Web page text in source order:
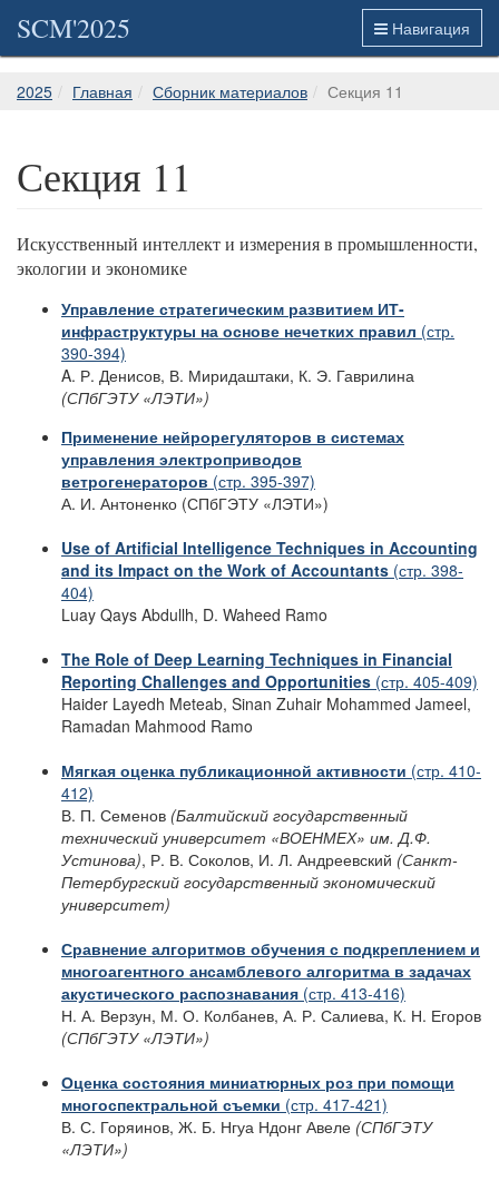
Навигация
SCM'2025
2025 Главная Сборник материалов Секция 11
Секция 11
Искусственный интеллект и измерения в промышленности,
экологии и экономике
Управление стратегическим развитием ИТ-
инфраструктуры на основе нечетких правил (стр.
390-394)
A. Р. Денисов, В. Миридаштаки, К. Э. Гаврилина
(СПбГЭТУ «ЛЭТИ»)
Применение нейрорегуляторов в системах
управления электроприводов
ветрогенераторов (стр. 395-397)
А. И. Антоненко (СПбГЭТУ «ЛЭТИ»)
Use of Artificial Intelligence Techniques in Accounting
and its Impact on the Work of Accountants (стр. 398-
404)
Luay Qays Abdullh, D. Waheed Ramo
The Role of Deep Learning Techniques in Financial
Reporting Challenges and Opportunities (стр. 405-409)
Haider Layedh Meteab, Sinan Zuhair Mohammed Jameel,
Ramadan Mahmood Ramo
Мягкая оценка публикационной активности (стр. 410-
412)
В. П. Семенов (Балтийский государственный
технический университет «ВОЕНМЕХ» им. Д.Ф.
Устинова), Р. В. Соколов, И. Л. Андреевский (Санкт-
Петербургский государственный экономический
университет)
Сравнение алгоритмов обучения с подкреплением и
многоагентного ансамблевого алгоритма в задачах
акустического распознавания (стр. 413-416)
Н. А. Верзун, М. О. Колбанев, А. Р. Салиева, К. Н. Егоров
(СПбГЭТУ «ЛЭТИ»)
Оценка состояния миниатюрных роз при помощи
многоспектральной съемки (стр. 417-421)
В. С. Горяинов, Ж. Б. Нгуа Ндонг Авеле (СПбГЭТУ
«ЛЭТИ»)